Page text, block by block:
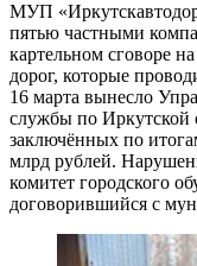
МУП
пятью частными
картельном сговоре
дорог, которые
16 марта вынесло
службы по Иркутской
заключённых по
млрд рублей.
комитет городского
договорившийся с